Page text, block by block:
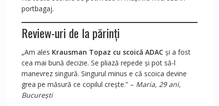
portbagaj.
Review-uri de la părinți
„Am ales Krausman Topaz cu scoică ADACși a fost
cea mai bună decizie. Se pliază repede și pot să-l
manevrez singură. Singurul minus e că scoica devine
grea pe măsură ce copilul crește.” – Maria, 29 ani,
București